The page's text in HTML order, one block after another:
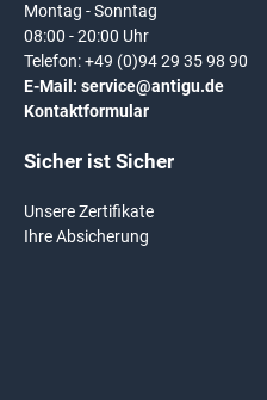
Montag - Sonntag
08:00 - 20:00 Uhr
Telefon:+49 (0)94 29 35 98 90
E-Mail: service@antigu.de
Kontaktformular
Sicher ist Sicher
Unsere Zertifikate
Ihre Absicherung